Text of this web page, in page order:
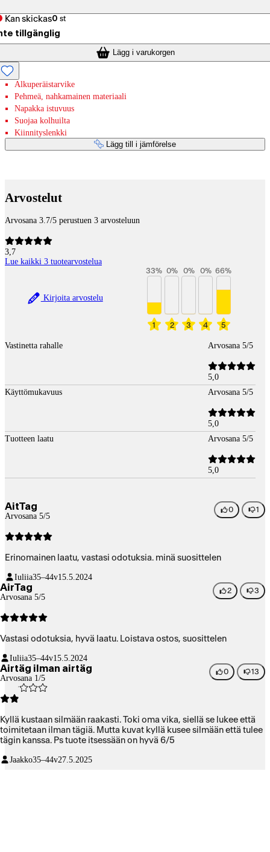
Kan skickas0 st
tillgänglig
Lägg i varukorgen
Alkuperäistarvike
Pehmeä, nahkamainen materiaali
Napakka istuvuus
Suojaa kolhuilta
Kiinnityslenkki
Lägg till i jämförelse
Arvostelut
Arvosana 3.7/5 perustuen 3 arvosteluun
3,7
Lue kaikki 3 tuotearvostelua
Kirjoita arvostelu
1
33%
2
0%
3
0%
4
0%
5
66%
Vastinetta rahalle Arvosana 5/5
5,0
Käyttömukavuus
Arvosana 5/5
5,0
Tuotteen laatu
Arvosana 5/5
5,0
AitTag
Arvosana 5/5
0 1
Erinomainen laatu, vastasi odotuksia. minä suosittelen
Iuliia35–44v15.5.2024
AirTag
Arvosana 5/5
2 3
Vastasi odotuksia, hyvä laatu. Loistava ostos, suosittelen
Iuliia35–44v15.5.2024
Airtäg ilman airtäg
Arvosana 1/5
0 13
Kyllä kustaan silmään raakasti. Toki oma vika, siellä se lukee että
toimitetaan ilman tägiä. Mutta kuvat kyllä kusee silmään että tulee
tägin kanssa. Ps tuote itsessään on hyvä 6/5
Jaakko35–44v27.5.2025